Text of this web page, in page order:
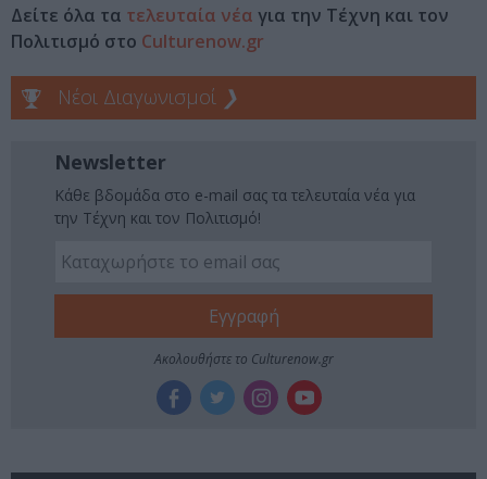
Δείτε όλα τα τελευταία νέα για την Τέχνη και τον
Πολιτισμό στο Culturenow.gr
Νέοι Διαγωνισμοί ❯
Newsletter
Κάθε βδομάδα στο e-mail σας τα τελευταία νέα για
την Τέχνη και τον Πολιτισμό!
Ακολουθήστε το Culturenow.gr